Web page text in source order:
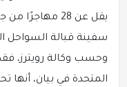
يقل عن 28
سفينة قبالة السواحل
وحسب وكالة رويترز،
المتحدة في بيان،